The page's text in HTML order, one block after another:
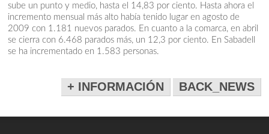
sube un punto y medio, hasta el 14,83 por ciento. Hasta ahora el
incremento mensual más alto había tenido lugar en agosto de
2009 con 1.181 nuevos parados. En cuanto a la comarca, en abril
se cierra con 6.468 parados más, un 12,3 por ciento. En Sabadell
se ha incrementado en 1.583 personas.
+ INFORMACIÓN BACK_NEWS